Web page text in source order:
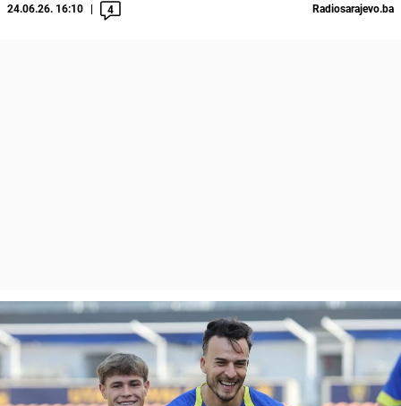
24.06.26. 16:10 4 Radiosarajevo.ba